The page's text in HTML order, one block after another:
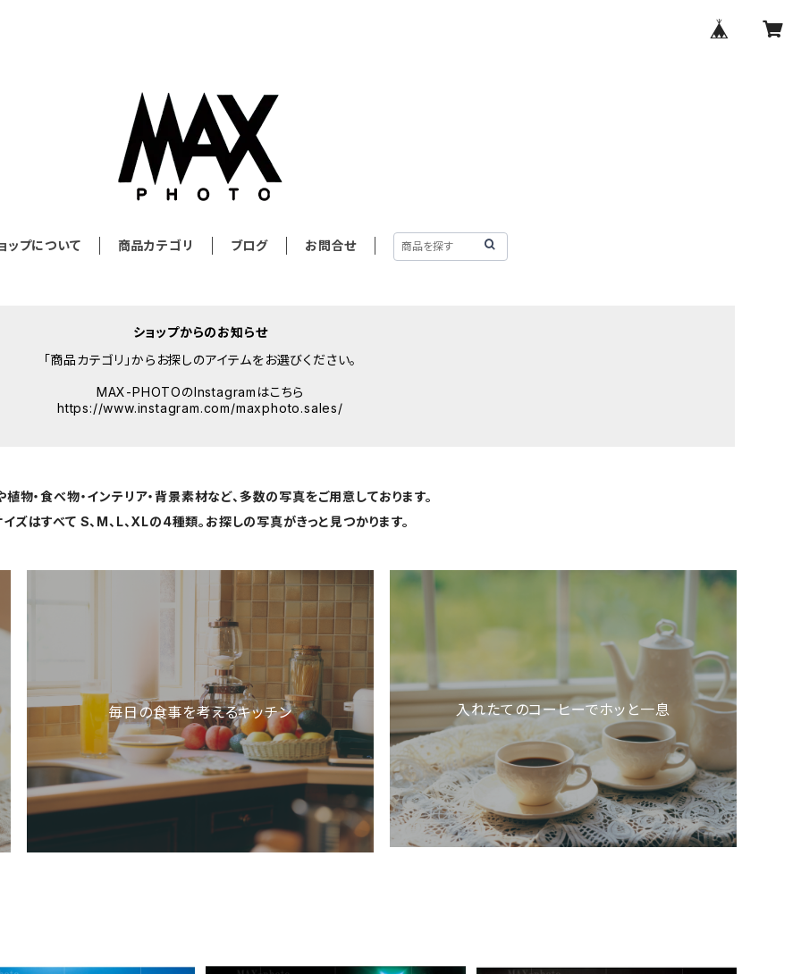
ップについて 商品カテゴリ ブログ お問合せ
ショップからのお知らせ
「商品カテゴリ」からお探しのアイテムをお選びください。
MAX-PHOTOのInstagramはこちら
https://www.instagram.com/maxphoto.sales/
植物・食べ物・インテリア・背景素材など、多数の写真をご用意しております。
イズはすべて S、M、L、XLの4種類。お探しの写真がきっと見つかります。
毎日の食事を考えるキッチン 入れたてのコーヒーでホッと一息